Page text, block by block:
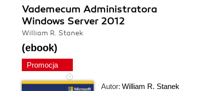
Vademecum Administratora
Windows Server 2012
William R. Stanek
(ebook)
Promocja
Autor: William R. Stanek